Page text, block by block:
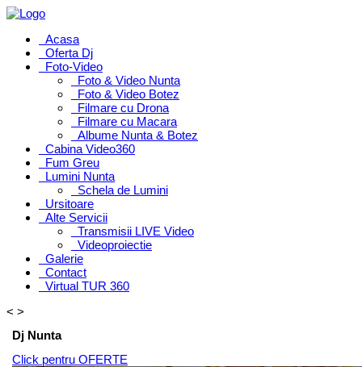
Acasa
Oferta Dj
Foto-Video
Foto & Video Nunta
Foto & Video Botez
Filmare cu Drona
Filmare cu Macara
Albume Nunta & Botez
Cabina Video360
Fum Greu
Lumini Nunta
Schela de Lumini
Ursitoare
Alte Servicii
Transmisii LIVE Video
Videoproiectie
Galerie
Contact
Virtual TUR 360
< >
Dj Nunta
Click pentru OFERTE